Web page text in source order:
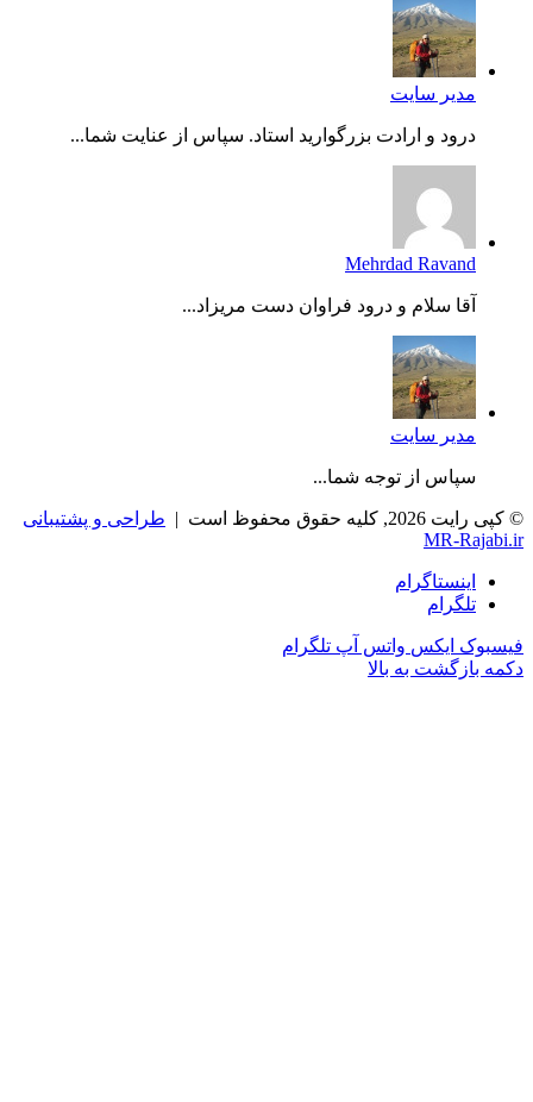
مدیر سایت
درود و ارادت بزرگوارید استاد. سپاس از عنایت شما...
Mehrdad Ravand
آقا سلام و درود فراوان دست مریزاد...
مدیر سایت
سپاس از توجه شما...
© کپی رایت 2026, کلیه حقوق محفوظ است |
طراحی و پشتیبانی
MR-Rajabi.ir
اینستاگرام
تلگرام
فیسبوک ایکس واتس آپ تلگرام
دکمه بازگشت به بالا